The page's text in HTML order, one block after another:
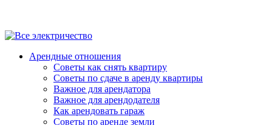
Арендные отношения
Советы как снять квартиру
Советы по сдаче в аренду квартиры
Важное для арендатора
Важное для арендодателя
Как арендовать гараж
Советы по аренде земли